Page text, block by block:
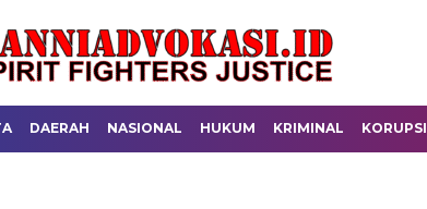
DAERAH NASIONAL HUKUM KRIMINAL KORUPSI